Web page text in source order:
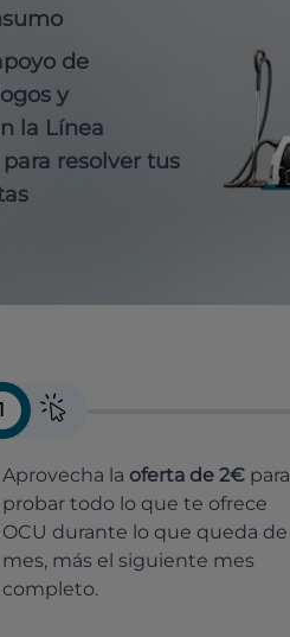
de
y
la Línea
resolver tus
Aprovecha la oferta de 2€ para
probar todo lo que te ofrece
OCU durante lo que queda de
mes, más el siguiente mes
completo.